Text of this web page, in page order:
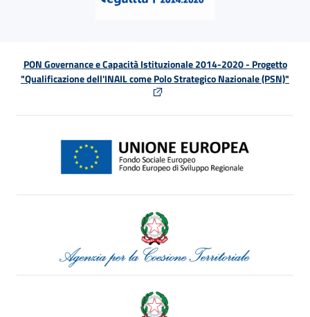
PON Governance e Capacità Istituzionale 2014-2020 - Progetto
"Qualificazione dell'INAIL come Polo Strategico Nazionale (PSN)"